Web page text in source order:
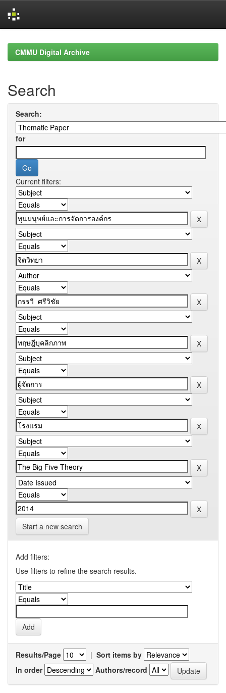
navigationCMMU Digital Archive
Search
Search:
for
Current filters:
Start a new search
Add filters:
Use filters to refine the search results.
Results/Page | Sort items by
In order
Authors/record